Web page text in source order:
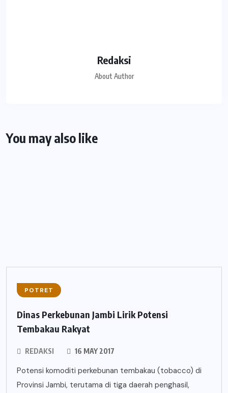
Redaksi
About Author
You may also like
POTRET
Dinas Perkebunan Jambi Lirik Potensi
Tembakau Rakyat
REDAKSI 16 MAY 2017
Potensi komoditi perkebunan tembakau (tobacco) di
Provinsi Jambi, terutama di tiga daerah penghasil,